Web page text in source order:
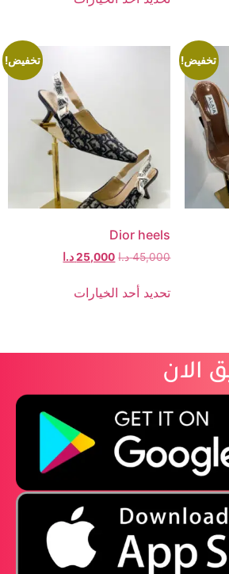
تخفيض! تخفيض!
Dior heels
45,000 د.ا 25,000 د.ا
تحديد أحد الخيارات
الان